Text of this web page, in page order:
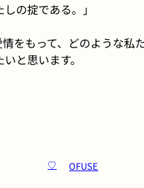
の掟である。」
をもって、どのような
と思います。
♡ OFUSE